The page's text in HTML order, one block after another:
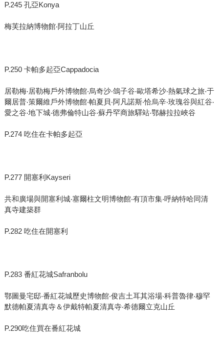
P.245 孔亞Konya
梅芙拉納博物館‧阿拉丁山丘
P.250 卡帕多起亞Cappadocia
居勒梅‧居勒梅戶外博物館‧烏奇沙‧鴿子谷‧歐塔希沙‧熱氣球之旅‧于
爾居普‧策爾維戶外博物館‧帕夏貝‧阿凡諾斯‧恰烏辛‧玫瑰谷與紅谷‧
愛之谷‧地下城‧德弗倫特山谷‧蘇丹罕商旅驛站‧鄂赫拉拉峽谷
P.274 吃住在卡帕多起亞
P.277 開塞利Kayseri
共和廣場與開塞利城‧塞爾柱文明博物館‧有頂市集‧呼納特哈同清
真寺建築群
P.282 吃住在開塞利
P.283 番紅花城Safranbolu
鄂圖曼宅邸‧番紅花城歷史博物館‧俊吉土耳其浴場‧科普魯律‧穆罕
默德帕夏清真寺＆伊戴特帕夏清真寺‧希德爾立克山丘
P.290吃住買在番紅花城